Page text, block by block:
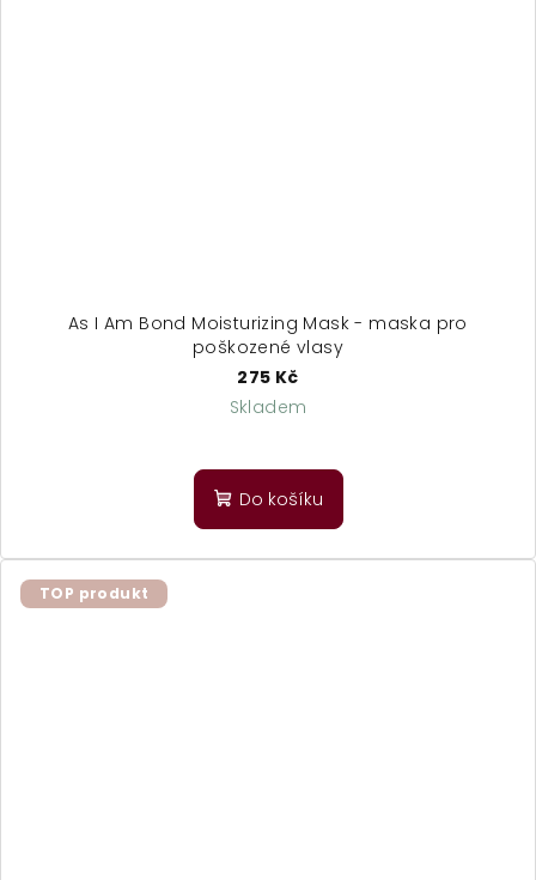
As I Am Bond Moisturizing Mask - maska pro
poškozené vlasy
275 Kč
Skladem
Do košíku
TOP produkt